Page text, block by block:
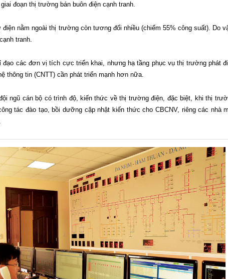
đoạn thị trường bán buôn điện cạnh tranh.
nằm ngoài thị trường còn tương đối nhiều (chiếm 55% công suất). Do
tranh.
đạo các đơn vị tích cực triển khai, nhưng hạ tầng phục vụ thị trường phát
thông tin (CNTT) cần phát triển mạnh hơn nữa.
ngũ cán bộ có trình độ, kiến thức về thị trường điện, đặc biệt, khi thị
tác đào tạo, bồi dưỡng cập nhật kiến thức cho CBCNV, riêng các